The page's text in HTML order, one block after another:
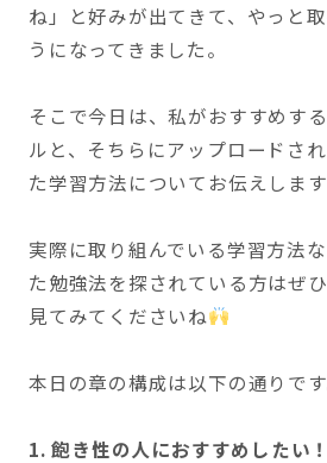
ね」と好みが出てきて、やっと
うになってきました。
そこで今日は、私がおすすめす
ルと、そちらにアップロードさ
た学習方法についてお伝えします
実際に取り組んでいる学習方法
た勉強法を探されている方はぜ
見てみてくださいね
本日の章の構成は以下の通りです
1. 飽き性の人におすすめしたい